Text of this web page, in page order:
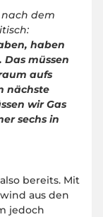
dem
haben
müssen
aufs
nächste
wir Gas
sechs in
bereits. Mit
aus den
jedoch